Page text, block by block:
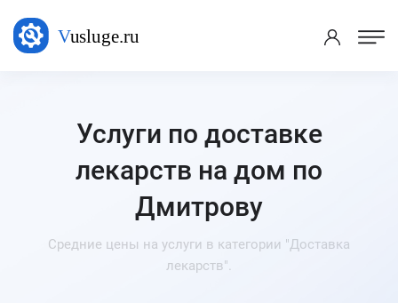
Услуги по доставке
лекарств на дом по
Дмитрову
Средние цены на услуги в категории "Доставка
лекарств".